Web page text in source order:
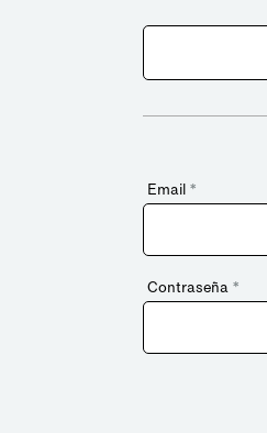
Email *
Contraseña *